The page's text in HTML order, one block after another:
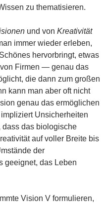
zu thematisieren.
und von Kreativität
immer wieder erleben,
hervorbringt, etwas
Firmen — genau das
die dann zum großen
kann man aber oft nicht
genau das ermöglichen
Unsicherheiten
dass das biologische
auf voller Breite bis
der
geeignet, das Leben
Vision V formulieren,